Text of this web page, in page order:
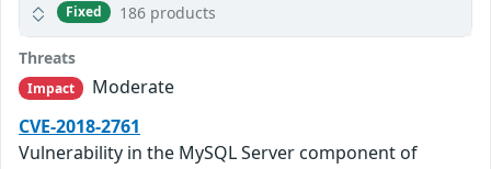
Fixed 186 products
Threats
Impact
Moderate
CVE-2018-2761
Vulnerability in the MySQL Server component of